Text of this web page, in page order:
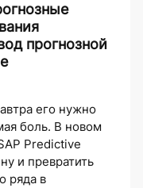
прогнозной
его нужно
боль. В новом
Predictive
и превратить
ряда в